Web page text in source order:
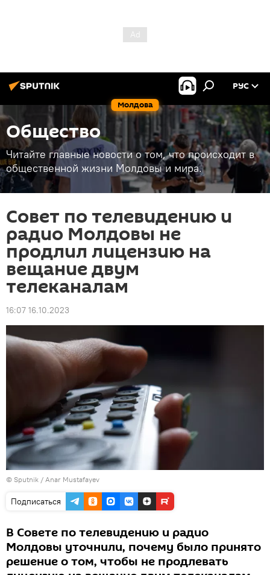
Молдова
РУС
Общество
Читайте главные новости о том, что происходит в
общественной жизни Молдовы и мира.
Совет по телевидению и
радио Молдовы не
продлил лицензию на
вещание двум
телеканалам
16:07 16.10.2023
© Sputnik / Anar Mustafayev
Подписаться
В Совете по телевидению и радио
Молдовы уточнили, почему было принято
решение о том, чтобы не продлевать